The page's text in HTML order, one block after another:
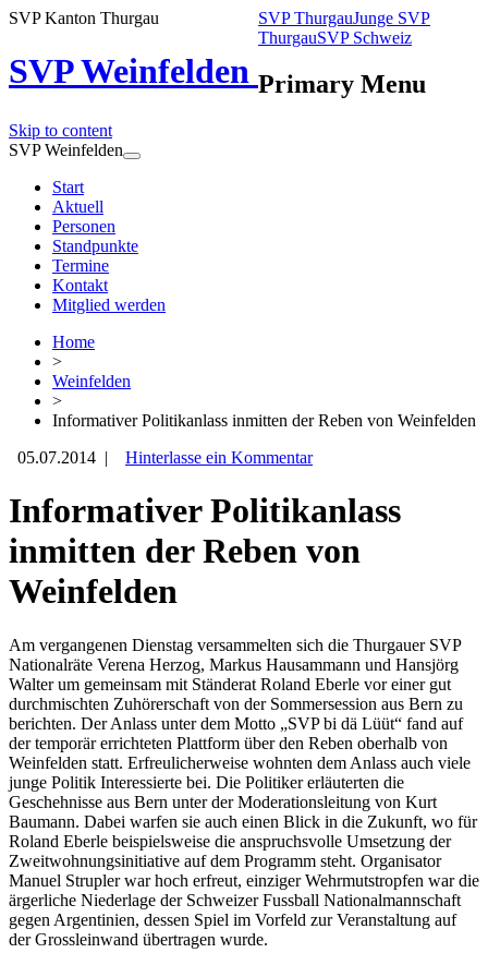
SVP Kanton Thurgau
SVP Weinfelden
SVP ThurgauJunge SVP
ThurgauSVP Schweiz
Primary Menu
Skip to content
SVP Weinfelden
Start
Aktuell
Personen
Standpunkte
Termine
Kontakt
Mitglied werden
Home
>
Weinfelden
>
Informativer Politikanlass inmitten der Reben von Weinfelden
05.07.2014 | Hinterlasse ein Kommentar
Informativer Politikanlass
inmitten der Reben von
Weinfelden
Am vergangenen Dienstag versammelten sich die Thurgauer SVP
Nationalräte Verena Herzog, Markus Hausammann und Hansjörg
Walter um gemeinsam mit Ständerat Roland Eberle vor einer gut
durchmischten Zuhörerschaft von der Sommersession aus Bern zu
berichten. Der Anlass unter dem Motto „SVP bi dä Lüüt“ fand auf
der temporär errichteten Plattform über den Reben oberhalb von
Weinfelden statt. Erfreulicherweise wohnten dem Anlass auch viele
junge Politik Interessierte bei. Die Politiker erläuterten die
Geschehnisse aus Bern unter der Moderationsleitung von Kurt
Baumann. Dabei warfen sie auch einen Blick in die Zukunft, wo für
Roland Eberle beispielsweise die anspruchsvolle Umsetzung der
Zweitwohnungsinitiative auf dem Programm steht. Organisator
Manuel Strupler war hoch erfreut, einziger Wehrmutstropfen war die
ärgerliche Niederlage der Schweizer Fussball Nationalmannschaft
gegen Argentinien, dessen Spiel im Vorfeld zur Veranstaltung auf
der Grossleinwand übertragen wurde.